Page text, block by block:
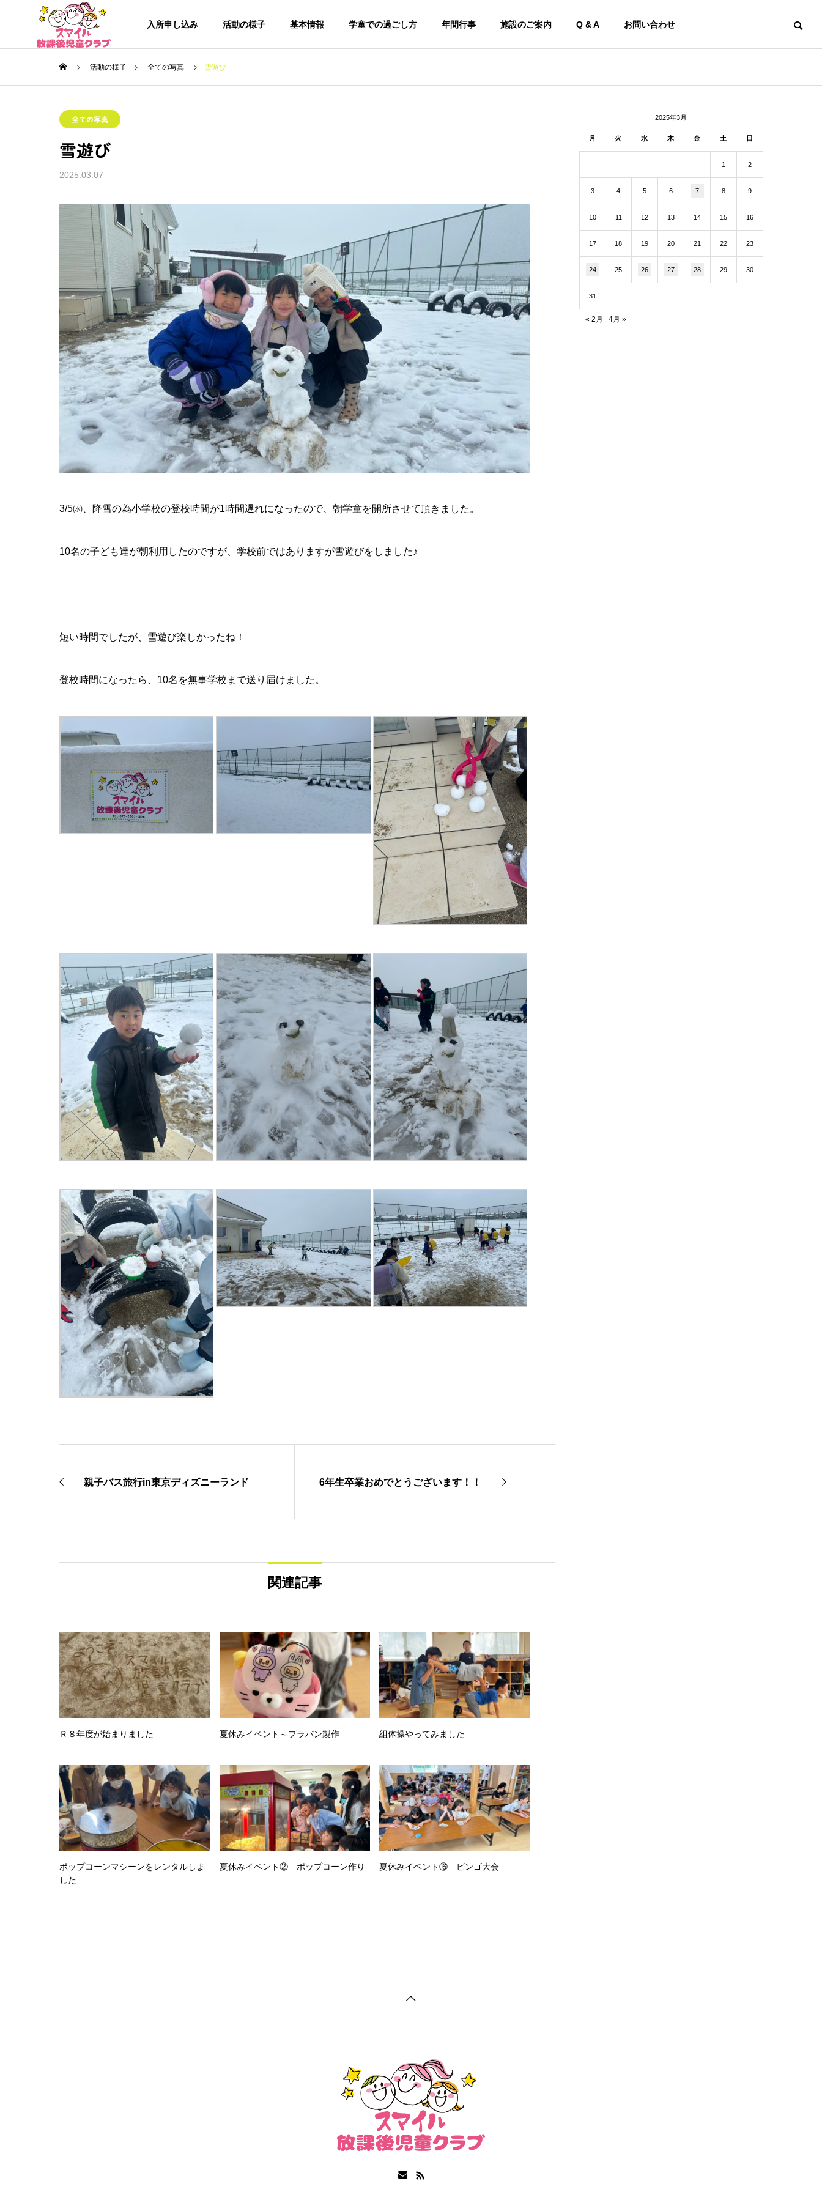
入所申し込み 活動の様子 基本情報 学童での過ごし方 年間行事 施設のご案内 Q & A お問い合わせ
活動の様子 全ての写真 雪遊び
全ての写真
雪遊び
2025.03.07
3/5㈬、降雪の為小学校の登校時間が1時間遅れになったので、朝学童を開所させて頂きました。
10名の子ども達が朝利用したのですが、学校前ではありますが雪遊びをしました♪
短い時間でしたが、雪遊び楽しかったね！
登校時間になったら、10名を無事学校まで送り届けました。
親子バス旅行in東京ディズニーランド 6年生卒業おめでとうございます！！
関連記事
Ｒ８年度が始まりました 夏休みイベント～プラバン製作 組体操やってみました
ポップコーンマシーンをレンタルしま
した
夏休みイベント② ポップコーン作り 夏休みイベント⑯ ビンゴ大会
2025年3月
月 火 水 木 金 土 日
1 2
3 4 5 6 7 8 9
10 11 12 13 14 15 16
17 18 19 20 21 22 23
24 25 26 27 28 29 30
31
« 2月 4月 »